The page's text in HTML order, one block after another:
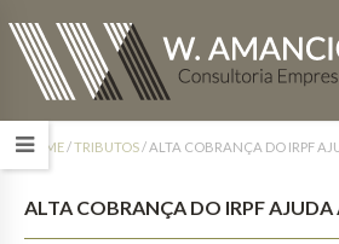
HOME/TRIBUTOS/ALTA COBRANÇA DO IRPF
ALTA COBRANÇA DO IRPF AJUDA